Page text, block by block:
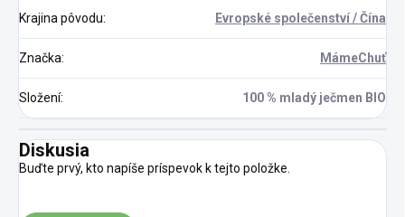
Krajina pôvodu: Evropské společenství / Čína
Značka: MámeChuť
Složení: 100 % mladý ječmen BIO
Diskusia
Buďte prvý, kto napíše príspevok k tejto položke.